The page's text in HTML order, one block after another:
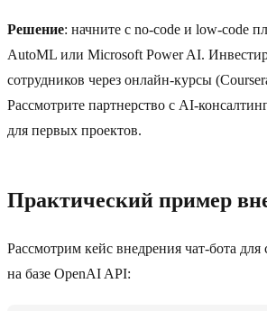
Решение: начните с no-code и low-code
AutoML или Microsoft Power AI.
сотрудников через онлайн-курсы
Рассмотрите партнерство с AI-
для первых проектов.
Практический пример
Рассмотрим кейс внедрения чат-бота
на базе OpenAI API: